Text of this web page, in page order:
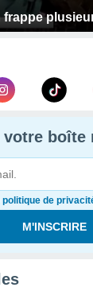
frappe
boîte
de